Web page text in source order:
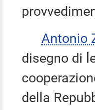
Antonio
disegno di
della